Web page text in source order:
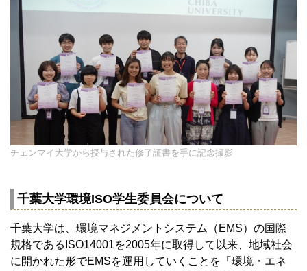
チェンマイ大学から授与された修了証書を手に記念撮影
千葉大学環境ISO学生委員会について
千葉大学は、環境マネジメントシステム（EMS）の国際
規格であるISO14001を2005年に取得して以来、地域社会
に開かれた形でEMSを運用していくことを「環境・エネ